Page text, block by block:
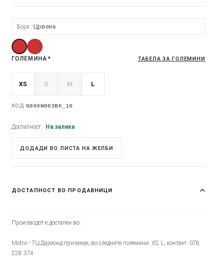
Боја: Црвена
ГОЛЕМИНА * ТАБЕЛА ЗА ГОЛЕМИНИ
XS S M L
КОД:G00XW083BK_16
Достапност: На залиха
ДОДАДИ ВО ЛИСТА НА ЖЕЛБИ
ДОСТАПНОСТ ВО ПРОДАВНИЦИ
Производот е достапен во:
Motivi - ТЦ Дајмонд приземје, во следните големини: XS, L, контакт: 078
228 374